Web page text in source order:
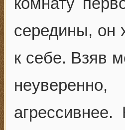
середины, он
к себе. Взяв